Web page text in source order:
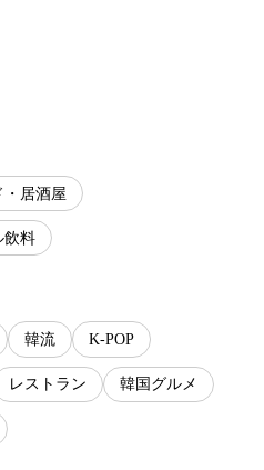
・居酒屋
飲料
韓流 K-POP
レストラン 韓国グルメ